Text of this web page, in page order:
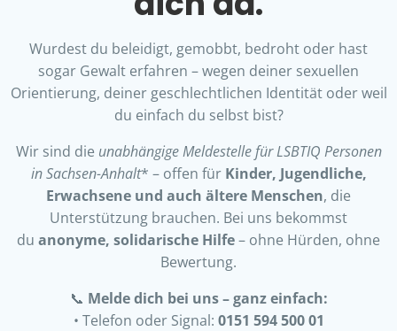
Wurdest du beleidigt, gemobbt, bedroht oder hast
sogar Gewalt erfahren – wegen deiner sexuellen
Orientierung, deiner geschlechtlichen Identität oder weil
du einfach du selbst bist?
Wir sind die unabhängige Meldestelle für LSBTIQ Personen
in Sachsen-Anhalt* – offen für Kinder, Jugendliche,
Erwachsene und auch ältere Menschen, die
Unterstützung brauchen. Bei uns bekommst
du anonyme, solidarische Hilfe– ohne Hürden, ohne
Bewertung.
📞 Melde dich bei uns – ganz einfach:
• Telefon oder Signal: 0151 594 500 01